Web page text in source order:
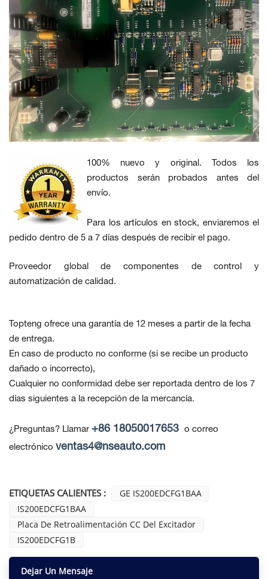
100% nuevo y original. Todos los
productos serán probados antes del
envío.
Para los artículos en stock, enviaremos el
pedido dentro de 5 a 7 días después de recibir el pago.
Proveedor global de componentes de control y
automatización de calidad.
Topteng ofrece una garantía de 12 meses a partir de la fecha
de entrega.
En caso de producto no conforme (si se recibe un producto
dañado o incorrecto),
Cualquier no conformidad debe ser reportada dentro de los 7
días siguientes a la recepción de la mercancía.
¿Preguntas? Llamar +86 18050017653 o correo
electrónico ventas4@nseauto.com
ETIQUETAS CALIENTES :
GE IS200EDCFG1BAA
IS200EDCFG1BAA
Placa De Retroalimentación CC Del Excitador
IS200EDCFG1B
Dejar Un Mensaje